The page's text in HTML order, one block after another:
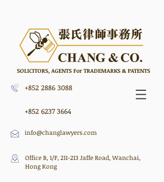
SOLICITORS, AGENTS For TRADEMARKS & PATENTS
+852 2886 3088
+852 6237 3664
info@changlawyers.com
Office B, 1/F, 211-213 Jaffe Road, Wanchai,
Hong Kong